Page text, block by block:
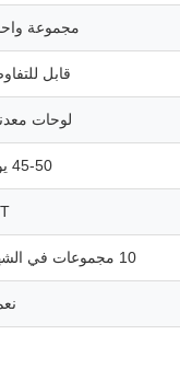
مجموعة
قابل
لوحات
45-50 يوم
10 مجموعات في الشهر